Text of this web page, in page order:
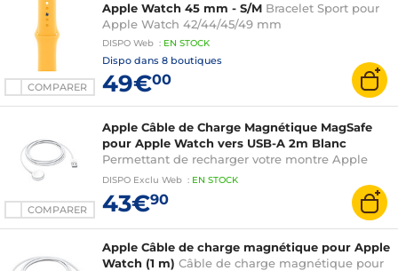
COMPARER
Apple Watch 45 mm - S/M Bracelet Sport pour
Apple Watch 42/44/45/49 mm
DISPO Web : EN STOCK
Dispo dans 8 boutiques
49€00
COMPARER
Apple Câble de Charge Magnétique MagSafe
pour Apple Watch vers USB-A 2m Blanc
Permettant de recharger votre montre Apple
rapidement et facilement
DISPO Exclu Web : EN STOCK
43€90
Apple Câble de charge magnétique pour Apple
Watch (1 m) Câble de charge magnétique pour